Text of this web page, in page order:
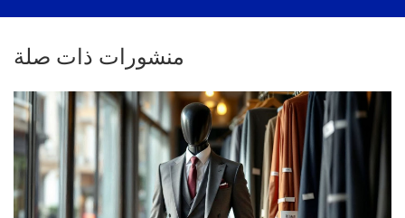
منشورات ذات صلة